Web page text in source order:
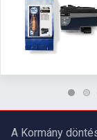
A Kormány